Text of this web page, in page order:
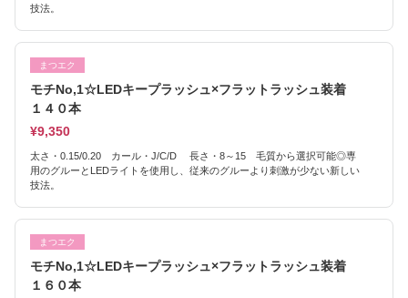
技法。
まつエク
モチNo,1☆LEDキープラッシュ×フラットラッシュ装着
１４０本
¥9,350
太さ・0.15/0.20 カール・J/C/D 長さ・8～15 毛質から選択可能◎専
用のグルーとLEDライトを使用し、従来のグルーより刺激が少ない新しい
技法。
まつエク
モチNo,1☆LEDキープラッシュ×フラットラッシュ装着
１６０本